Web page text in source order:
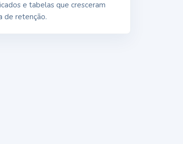
e tabelas que cresceram
de retenção.